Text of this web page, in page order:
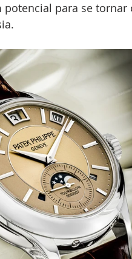
potencial para se